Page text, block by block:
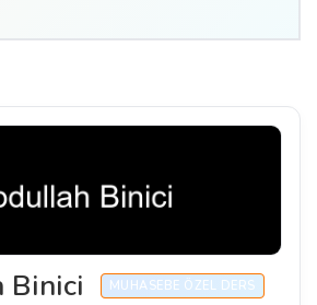
Binici MUHASEBE ÖZEL DERS